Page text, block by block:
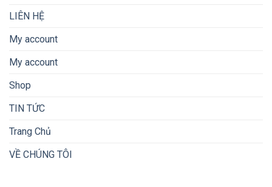
LIÊN HỆ
My account
My account
Shop
TIN TỨC
Trang Chủ
VỀ CHÚNG TÔI